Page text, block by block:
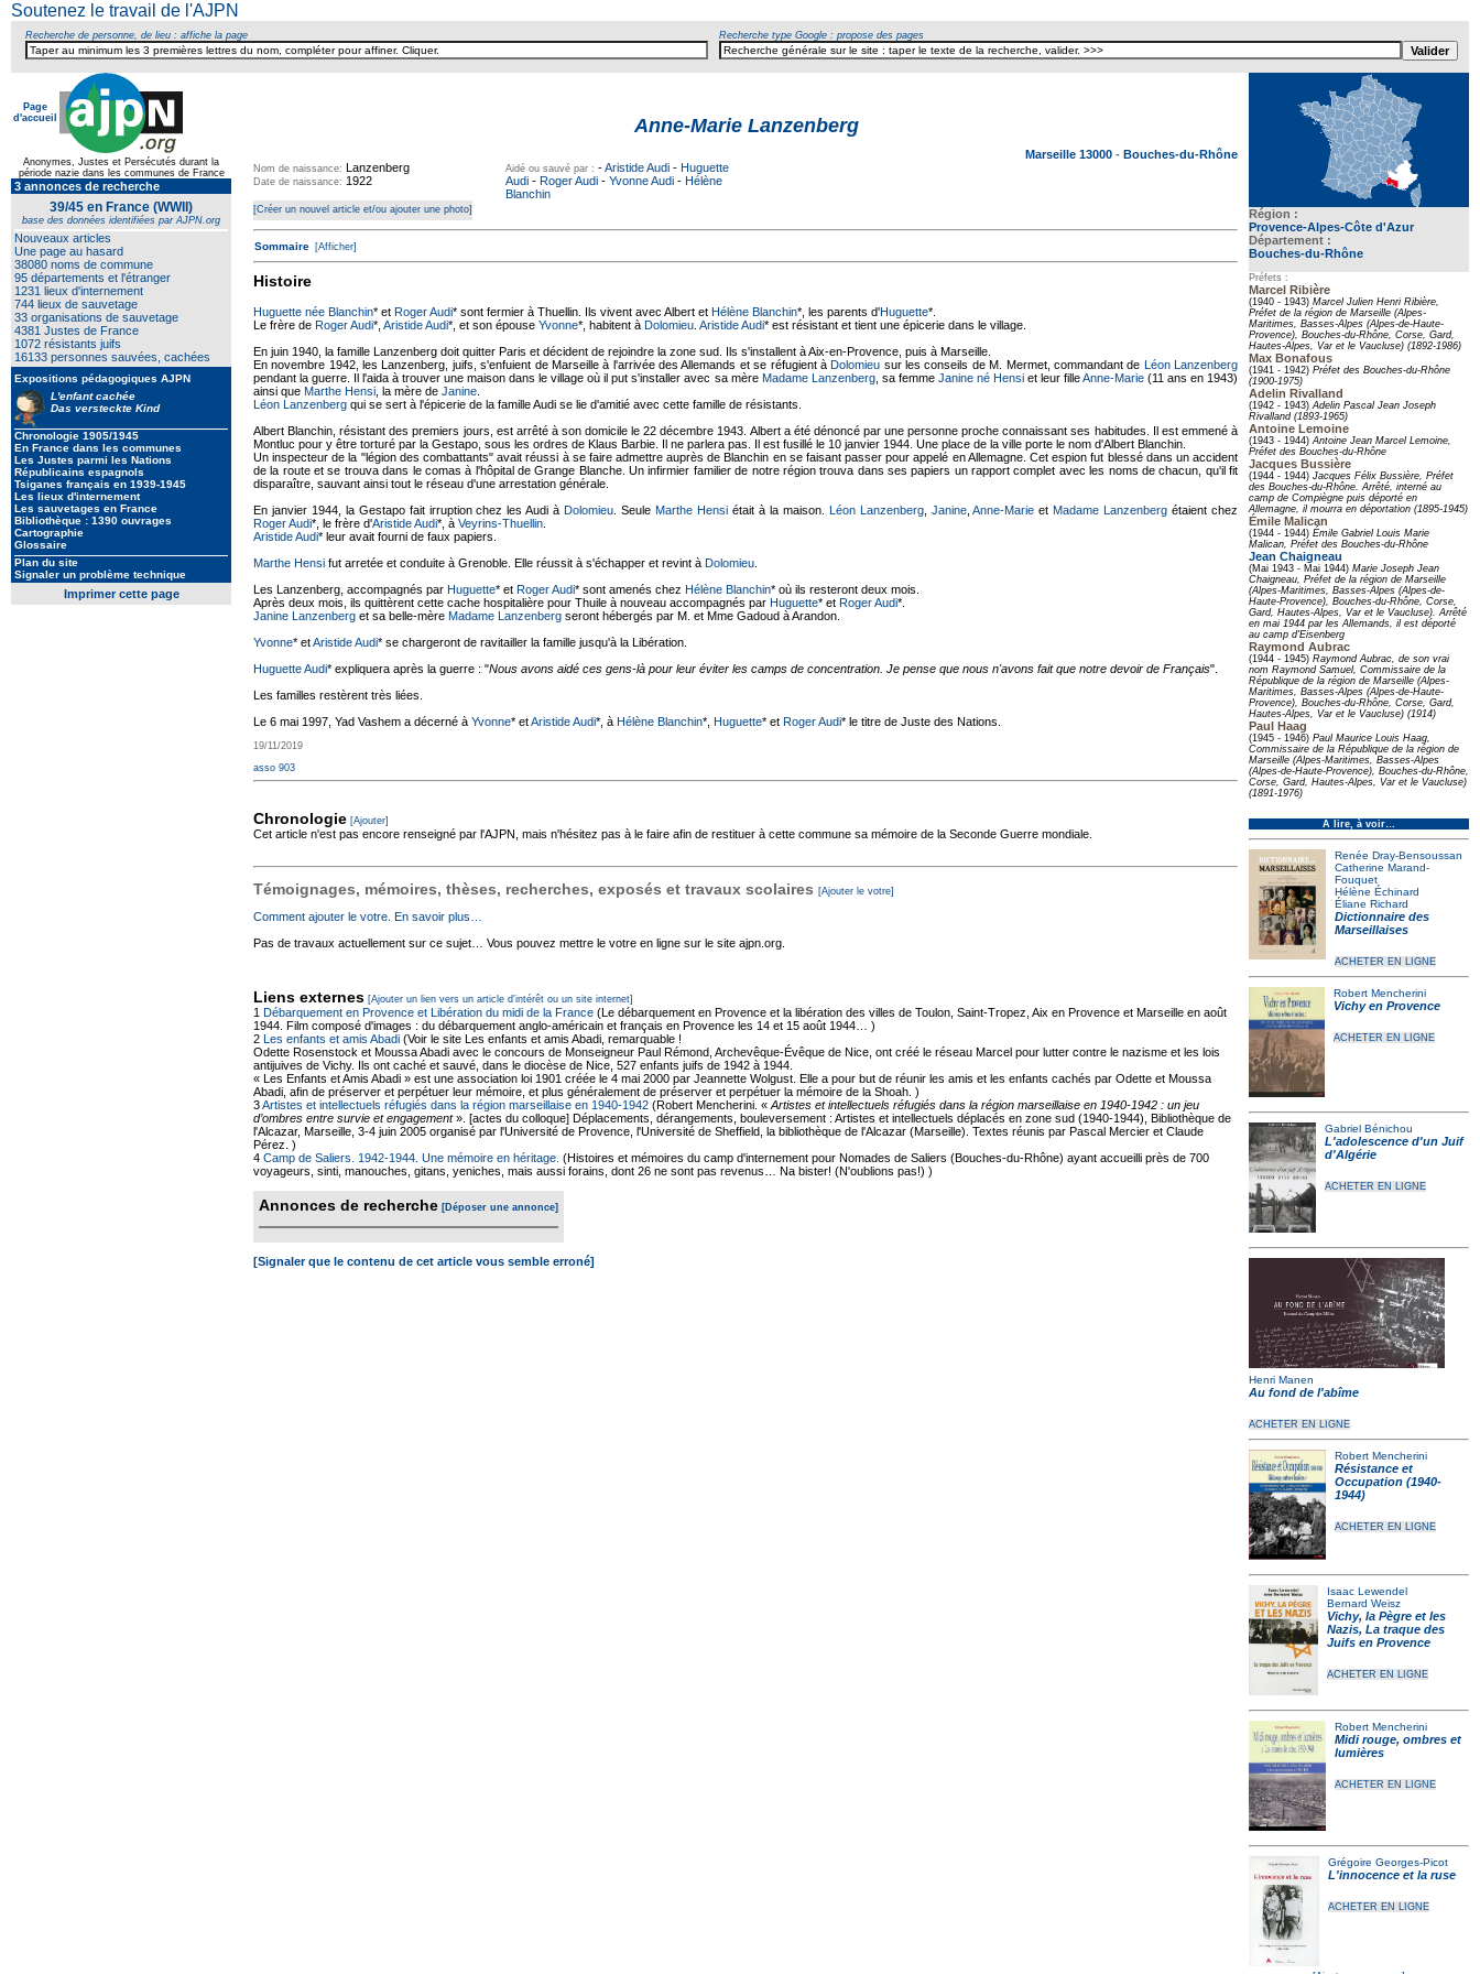
Soutenez le travail de l'AJPN
Recherche de personne, de lieu : affiche la page Recherche type Google : propose des pages
Page
d'accueil
Anonymes, Justes et Persécutés durant la
période nazie dans les communes de France
3 annonces de recherche
39/45 en France (WWII)
base des données identifiées par AJPN.org
Nouveaux articles
Une page au hasard
38080 noms de commune
95 départements et l'étranger
1231 lieux d'internement
744 lieux de sauvetage
33 organisations de sauvetage
4381 Justes de France
1072 résistants juifs
16133 personnes sauvées, cachées
Expositions pédagogiques AJPN
L'enfant cachée
Das versteckte Kind
Chronologie 1905/1945
En France dans les communes
Les Justes parmi les Nations
Républicains espagnols
Tsiganes français en 1939-1945
Les lieux d'internement
Les sauvetages en France
Bibliothèque : 1390 ouvrages
Cartographie
Glossaire
Plan du site
Signaler un problème technique
Imprimer cette page
Région :
Provence-Alpes-Côte d'Azur
Département :
Bouches-du-Rhône
Préfets :
Marcel Ribière
(1940 - 1943) Marcel Julien Henri Ribière,
Préfet de la région de Marseille (Alpes-
Maritimes, Basses-Alpes (Alpes-de-Haute-
Provence), Bouches-du-Rhône, Corse, Gard,
Hautes-Alpes, Var et le Vaucluse) (1892-1986)
Max Bonafous
(1941 - 1942) Préfet des Bouches-du-Rhône
(1900-1975)
Adelin Rivalland
(1942 - 1943)Adelin Pascal Jean Joseph
Rivalland (1893-1965)
Antoine Lemoine
(1943 - 1944)Antoine Jean Marcel Lemoine,
Préfet des Bouches-du-Rhône
Jacques Bussière
(1944 - 1944) Jacques Félix Bussière, Préfet
des Bouches-du-Rhône. Arrêté, interné au
camp de Compiègne puis déporté en
Allemagne, il mourra en déportation (1895-1945)
Émile Malican
(1944 - 1944) Émile Gabriel Louis Marie
Malican, Préfet des Bouches-du-Rhône
Jean Chaigneau
(Mai 1943 - Mai 1944) Marie Joseph Jean
Chaigneau, Préfet de la région de Marseille
(Alpes-Maritimes, Basses-Alpes (Alpes-de-
Haute-Provence), Bouches-du-Rhône, Corse,
Gard, Hautes-Alpes, Var et le Vaucluse). Arrêté
en mai 1944 par les Allemands, il est déporté
au camp d'Eisenberg
Raymond Aubrac
(1944 - 1945) Raymond Aubrac, de son vrai
nom Raymond Samuel, Commissaire de la
République de la région de Marseille (Alpes-
Maritimes, Basses-Alpes (Alpes-de-Haute-
Provence), Bouches-du-Rhône, Corse, Gard,
Hautes-Alpes, Var et le Vaucluse) (1914)
Paul Haag
(1945 - 1946) Paul Maurice Louis Haag,
Commissaire de la République de la région de
Marseille (Alpes-Maritimes, Basses-Alpes
(Alpes-de-Haute-Provence), Bouches-du-Rhône,
Corse, Gard, Hautes-Alpes, Var et le Vaucluse)
(1891-1976)
À lire, à voir…
Renée Dray-Bensoussan
Catherine Marand-
Fouquet
Hélène Échinard
Éliane Richard
Dictionnaire des
Marseillaises
ACHETER EN LIGNE
Robert Mencherini
Vichy en Provence
ACHETER EN LIGNE
Gabriel Bénichou
L'adolescence d'un Juif
d'Algérie
ACHETER EN LIGNE
Henri Manen
Au fond de l'abîme
ACHETER EN LIGNE
Robert Mencherini
Résistance et
Occupation (1940-
1944)
ACHETER EN LIGNE
Isaac Lewendel
Bernard Weisz
Vichy, la Pègre et les
Nazis, La traque des
Juifs en Provence
ACHETER EN LIGNE
Robert Mencherini
Midi rouge, ombres et
lumières
ACHETER EN LIGNE
Grégoire Georges-Picot
L'innocence et la ruse
ACHETER EN LIGNE
Anne-Marie Lanzenberg
Marseille 13000 - Bouches-du-Rhône
Nom de naissance: Lanzenberg
Date de naissance: 1922
Aidé ou sauvé par : -Aristide Audi - Huguette
Audi - Roger Audi - Yvonne Audi - Hélène
Blanchin
[Créer un nouvel article et/ou ajouter une photo]
Sommaire [Afficher]
Histoire
Huguette née Blanchin* et Roger Audi* sont fermier à Thuellin. Ils vivent avec Albert et Hélène Blanchin*, les parents d'Huguette*.
Le frère de Roger Audi*, Aristide Audi*, et son épouse Yvonne*, habitent à Dolomieu Aristide Audi* est résistant et tient une épicerie dans le village.
En juin 1940, la famille Lanzenberg doit quitter Paris et décident de rejoindre la zone sud. Ils s'installent à Aix-en-Provence, puis à Marseille.
En novembre 1942, les Lanzenberg, juifs, s'enfuient de Marseille à l'arrivée des Allemands et se réfugient àDolomieu sur les conseils de M. Mermet, commandant de Léon Lanzenberg
pendant la guerre. Il l'aida à trouver une maison dans le village où il put s'installer avec sa mère Madame Lanzenberg, sa femme Janine né Hensiet leur filleAnne-Marie(11 ans en 1943)
ainsi que Marthe Hensi , la mère de Janine
Léon Lanzenberg qui se sert à l'épicerie de la famille Audi se lie d'amitié avec cette famille de résistants.
Albert Blanchin, résistant des premiers jours, est arrêté à son domicile le 22 décembre 1943. Albert a été dénoncé par une personne proche connaissant ses habitudes. Il est emmené à
Montluc pour y être torturé par la Gestapo, sous les ordres de Klaus Barbie. Il ne parlera pas. Il est fusillé le 10 janvier 1944. Une place de la ville porte le nom d'Albert Blanchin.
Un inspecteur de la "légion des combattants" avait réussi à se faire admettre auprès de Blanchin en se faisant passer pour appelé en Allemagne. Cet espion fut blessé dans un accident
de la route et se trouva dans le comas à l'hôpital de Grange Blanche. Un infirmier familier de notre région trouva dans ses papiers un rapport complet avec les noms de chacun, qu'il fit
disparaître, sauvant ainsi tout le réseau d'une arrestation générale.
En janvier 1944, la Gestapo fait irruption chez les Audi àDolomieu . SeuleMarthe Hensiétait à la maison. Léon Lanzenberg, Janine,Anne-Marie etMadame Lanzenberg étaient chez
Roger Audi*, le frère d'Aristide Audi*, à Veyrins-Thuellin
Aristide Audi* leur avait fourni de faux papiers.
Marthe Hensi fut arretée et conduite à Grenoble. Elle réussit à s'échapper et revint à Dolomieu
Les Lanzenberg, accompagnés par Huguette* et Roger Audi* sont amenés chez Hélène Blanchin* où ils resteront deux mois.
Après deux mois, ils quittèrent cette cache hospitalière pour Thuile à nouveau accompagnés par Huguette* et Roger Audi*.
Janine Lanzenberg et sa belle-mère Madame Lanzenberg seront hébergés par M. et Mme Gadoud à Arandon.
Yvonne* etAristide Audi* se chargeront de ravitailler la famille jusqu'à la Libération.
Huguette Audi* expliquera après la guerre : "Nous avons aidé ces gens-là pour leur éviter les camps de concentration. Je pense que nous n'avons fait que notre devoir de Français".
Les familles restèrent très liées.
Le 6 mai 1997, Yad Vashem a décerné à Yvonne* etAristide Audi*, à Hélène Blanchin*, Huguette* et Roger Audi* le titre de Juste des Nations.
19/11/2019
asso 903
Chronologie [Ajouter]
Cet article n'est pas encore renseigné par l'AJPN, mais n'hésitez pas à le faire afin de restituer à cette commune sa mémoire de la Seconde Guerre mondiale.
Témoignages, mémoires, thèses, recherches, exposés et travaux scolaires [Ajouter le votre]
Comment ajouter le votre. En savoir plus…
Pas de travaux actuellement sur ce sujet… Vous pouvez mettre le votre en ligne sur le site ajpn.org.
Liens externes [Ajouter un lien vers un article d'intérêt ou un site internet]
1 Débarquement en Provence et Libération du midi de la France (Le débarquement en Provence et la libération des villes de Toulon, Saint-Tropez, Aix en Provence et Marseille en août
1944. Film composé d'images : du débarquement anglo-américain et français en Provence les 14 et 15 août 1944… )
2 Les enfants et amis Abadi (Voir le site Les enfants et amis Abadi, remarquable !
Odette Rosenstock et Moussa Abadi avec le concours de Monseigneur Paul Rémond, Archevêque-Évêque de Nice, ont créé le réseau Marcel pour lutter contre le nazisme et les lois
antijuives de Vichy. Ils ont caché et sauvé, dans le diocèse de Nice, 527 enfants juifs de 1942 à 1944.
« Les Enfants et Amis Abadi » est une association loi 1901 créée le 4 mai 2000 par Jeannette Wolgust. Elle a pour but de réunir les amis et les enfants cachés par Odette et Moussa
Abadi, afin de préserver et perpétuer leur mémoire, et plus généralement de préserver et perpétuer la mémoire de la Shoah. )
3Artistes et intellectuels réfugiés dans la région marseillaise en 1940-1942 (Robert Mencherini. « Artistes et intellectuels réfugiés dans la région marseillaise en 1940-1942 : un jeu
d’ombres entre survie et engagement». [actes du colloque] Déplacements, dérangements, bouleversement : Artistes et intellectuels déplacés en zone sud (1940-1944), Bibliothèque de
l'Alcazar, Marseille, 3-4 juin 2005 organisé par l'Université de Provence, l'Université de Sheffield, la bibliothèque de l'Alcazar (Marseille). Textes réunis par Pascal Mercier et Claude
Pérez. )
4 Camp de Saliers. 1942-1944. Une mémoire en héritage. (Histoires et mémoires du camp d'internement pour Nomades de Saliers (Bouches-du-Rhône) ayant accueilli près de 700
voyageurs, sinti, manouches, gitans, yeniches, mais aussi forains, dont 26 ne sont pas revenus… Na bister! (N'oublions pas!) )
Annonces de recherche [Déposer une annonce]
[Signaler que le contenu de cet article vous semble erroné]